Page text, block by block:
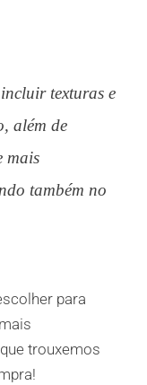
texturas e
além de
mais
também no
para
que trouxemos